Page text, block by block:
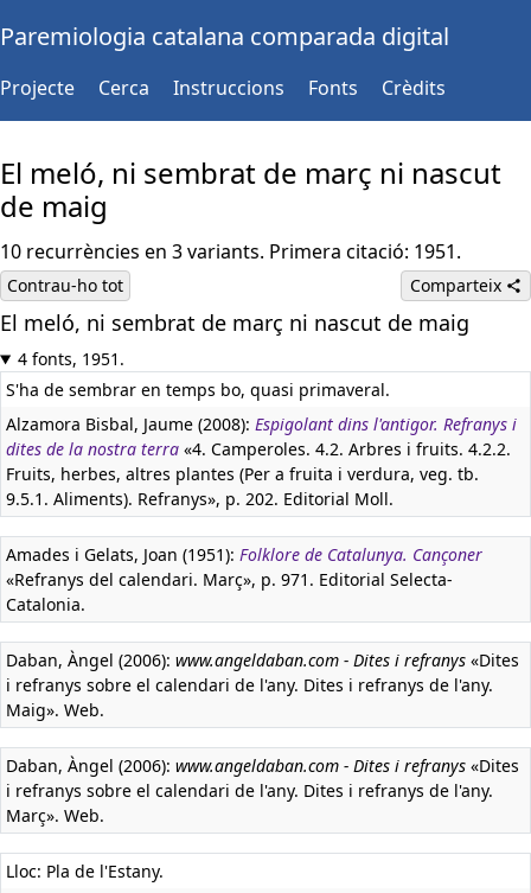
Paremiologia catalana comparada digital
Projecte Cerca Instruccions Fonts Crèdits
El meló, ni sembrat de març ni nascut
de maig
10 recurrències en 3 variants. Primera citació: 1951.
Contrau-ho tot Comparteix
El meló, ni sembrat de març ni nascut de maig
4 fonts, 1951.
S'ha de sembrar en temps bo, quasi primaveral.
Alzamora Bisbal, Jaume (2008): Espigolant dins l'antigor. Refranys i
dites de la nostra terra «4. Camperoles. 4.2. Arbres i fruits. 4.2.2.
Fruits, herbes, altres plantes (Per a fruita i verdura, veg. tb.
9.5.1. Aliments). Refranys», p. 202. Editorial Moll.
Amades i Gelats, Joan (1951): Folklore de Catalunya. Cançoner
«Refranys del calendari. Març», p. 971. Editorial Selecta-
Catalonia.
Daban, Àngel (2006): www.angeldaban.com - Dites i refranys «Dites
i refranys sobre el calendari de l'any. Dites i refranys de l'any.
Maig». Web.
Daban, Àngel (2006): www.angeldaban.com - Dites i refranys «Dites
i refranys sobre el calendari de l'any. Dites i refranys de l'any.
Març». Web.
Lloc: Pla de l'Estany.